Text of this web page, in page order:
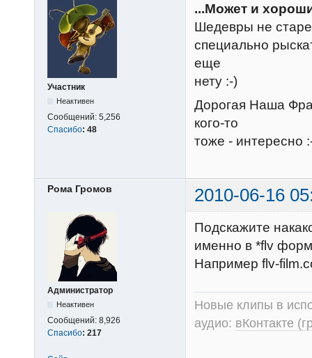
Участник
Неактивен
Сообщений: 5,256
Спасибо: 48
...Может и
Шедевры не
специально
еще
нету :-)
Дорогая Наша
кого-то
тоже - интересно
Рома Громов 2010-06-16
Администратор
Неактивен
Сообщений: 8,926
Спасибо: 217
Подскажите
именно в *flv
Например flv-
Новые клипы в
аудио: вКонтакте